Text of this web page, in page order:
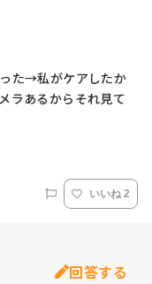
た→私がケアしたか
ラあるからそれ見て
いいね 2
回答する